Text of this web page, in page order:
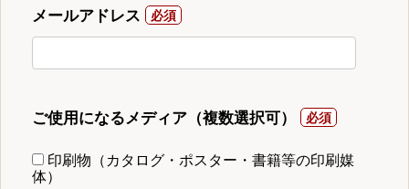
メールアドレス
ご使用になるメディア（複数選択可）
印刷物（カタログ・ポスター・書籍等の印刷媒
体）